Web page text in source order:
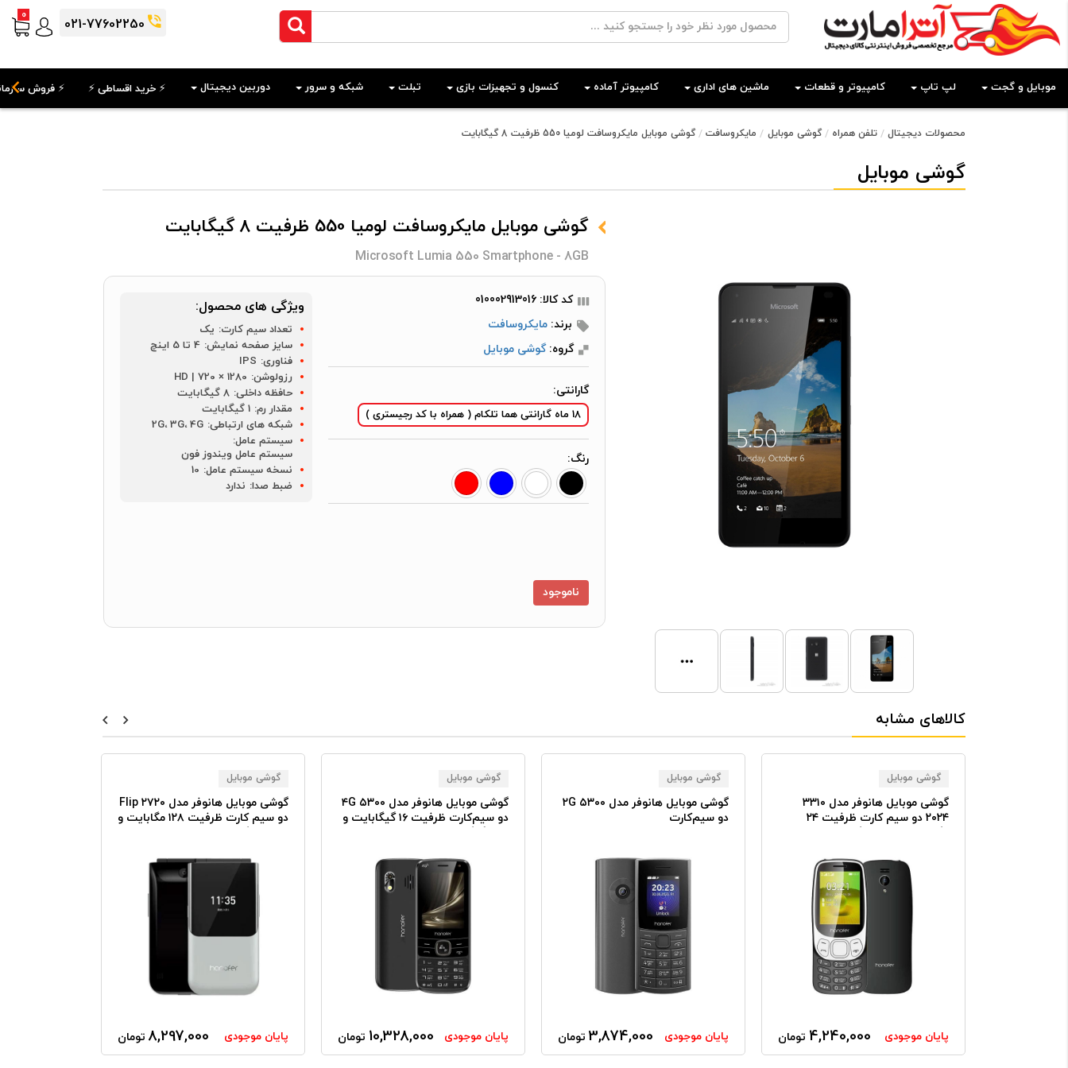
0
021-77602250
موبایل و گجت لپ تاپ کامپیوتر و قطعات ماشین های اداری کامپیوتر آماده کنسول و تجهیزات بازی تبلت شبکه و سرور دوربین دیجیتال ⚡️ خرید اقساطی ⚡️ ⚡️ فروش
محصولات دیجیتال تلفن همراه گوشی موبایل مایکروسافت گوشی موبایل مایکروسافت لومیا 550 ظرفیت 8 گیگابایت
گوشی موبایل
گوشی موبایل مایکروسافت لومیا 550 ظرفیت 8 گیگابایت
Microsoft Lumia 550 Smartphone - 8GB
کد کالا: 010002913016
برند: مایکروسافت
گروه:گوشی موبایل
گارانتی:
18 ماه گارانتی هما تلکام ( همراه با کد رجیستری )
رنگ:
ویژگی های محصول:
تعداد سیم کارت: یک
سایز صفحه نمایش: 4 تا 5 اینچ
فناوری: IPS
رزولوشن: 1280 × 720 | HD
حافظه داخلی: 8 گیگابایت
مقدار رم: 1 گیگابایت
شبکه های ارتباطی: 2G، 3G، 4G
سیستم عامل:
سیستم عامل ویندوز فون
نسخه سیستم عامل: 10
ضبط صدا: ندارد
ناموجود
کالاهای مشابه
گوشی موبایل
گوشی موبایل هانوفر مدل ۳۳۱۰
۲۰۲۴ دو سیم کارت ظرفیت ۲۴
4,240,000 تومان پایان موجودی
گوشی موبایل
گوشی موبایل هانوفر مدل ۵۳۰۰ ۲G
دو سیم‌کارت
3,874,000 تومان پایان موجودی
گوشی موبایل
گوشی موبایل هانوفر مدل ۵۳۰۰ ۴G
دو سیم‌کارت ظرفیت ۱۶ گیگابایت و
10,328,000 تومان پایان موجودی
گوشی موبایل
گوشی موبایل هانوفر مدل ۲۷۲۰ Flip
دو سیم کارت ظرفیت ۱۲۸ مگابایت و
8,297,000 تومان پایان موجودی